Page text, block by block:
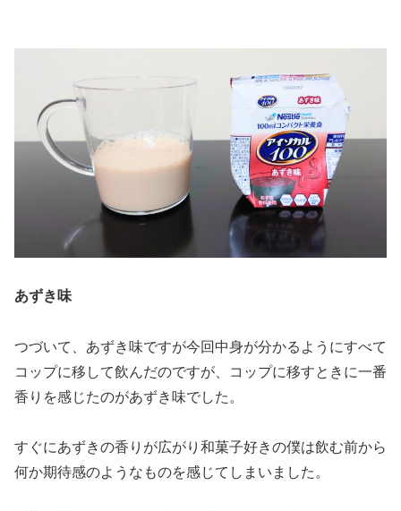
あずき味
つづいて、あずき味ですが今回中身が分かるようにすべて
コップに移して飲んだのですが、コップに移すときに一番
香りを感じたのがあずき味でした。
すぐにあずきの香りが広がり和菓子好きの僕は飲む前から
何か期待感のようなものを感じてしまいました。